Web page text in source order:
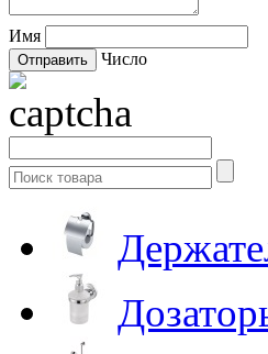
Имя
Число